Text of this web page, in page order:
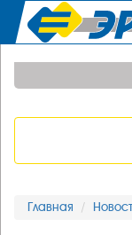
Главная